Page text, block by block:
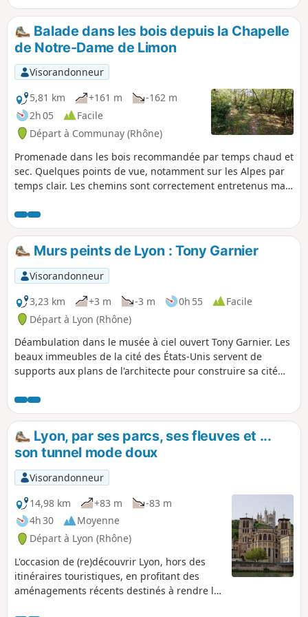
cette promenade.
Balade dans les bois depuis la Chapelle
de Notre-Dame de Limon
Visorandonneur
5,81 km
+161 m
-162 m
2h 05
Facile
Départ à Communay (Rhône)
Promenade dans les bois recommandée par temps chaud et
sec. Quelques points de vue, notamment sur les Alpes par
temps clair. Les chemins sont correctement entretenus mais
d'un paysage de fin du monde.
Murs peints de Lyon : Tony Garnier
Visorandonneur
3,23 km
+3 m -3 m 0h 55
Facile
Départ à Lyon (Rhône)
Déambulation dans le musée à ciel ouvert Tony Garnier. Les
beaux immeubles de la cité des États-Unis servent de
supports aux plans de l'architecte pour construire sa cité
extrapolent ce concept à d'autres pays.
Lyon, par ses parcs, ses fleuves et ...
son tunnel mode doux
Visorandonneur
14,98 km
+83 m
-83 m
4h 30
Moyenne
Départ à Lyon (Rhône)
L'occasion de (re)découvrir Lyon, hors des
itinéraires touristiques, en profitant des
aménagements récents destinés à rendre la